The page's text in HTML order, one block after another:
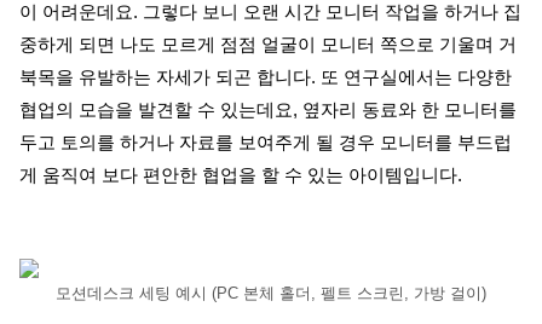
이 어려운데요. 그렇다 보니 오랜 시간 모니터 작업을 하거나 집
중하게 되면 나도 모르게 점점 얼굴이 모니터 쪽으로 기울며 거
북목을 유발하는 자세가 되곤 합니다. 또 연구실에서는 다양한
협업의 모습을 발견할 수 있는데요, 옆자리 동료와 한 모니터를
두고 토의를 하거나 자료를 보여주게 될 경우 모니터를 부드럽
게 움직여 보다 편안한 협업을 할 수 있는 아이템입니다.
모션데스크 세팅 예시 (PC 본체 홀더, 펠트 스크린, 가방 걸이)